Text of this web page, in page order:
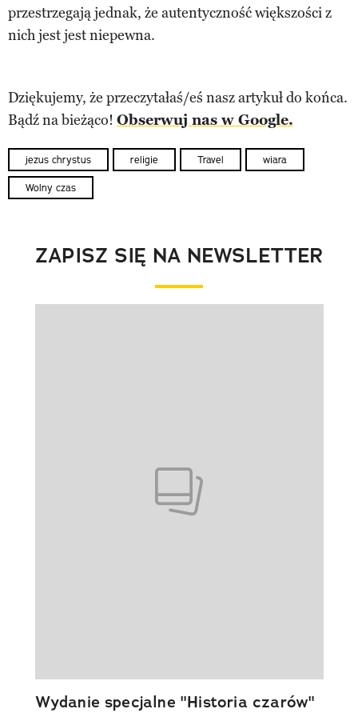
przestrzegają jednak, że autentyczność większości z
nich jest jest niepewna.
Dziękujemy, że przeczytałaś/eś nasz artykuł do końca.
Bądź na bieżąco! Obserwuj nas w Google.
jezus chrystus religie Travel wiara
Wolny czas
ZAPISZ SIĘ NA NEWSLETTER
Wydanie specjalne "Historia czarów"